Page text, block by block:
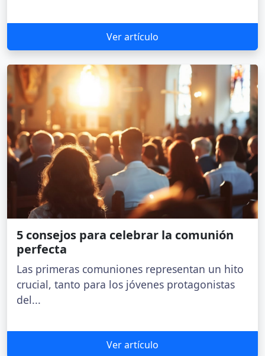
Ver artículo
5 consejos para celebrar la comunión
perfecta
Las primeras comuniones representan un hito
crucial, tanto para los jóvenes protagonistas
del...
Ver artículo